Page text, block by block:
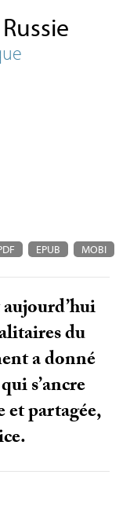
EPUB MOBI
du
a donné
s’ancre
et partagée,